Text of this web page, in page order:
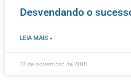
Desvendando o
LEIA MAIS »
12 de novembro de 2015